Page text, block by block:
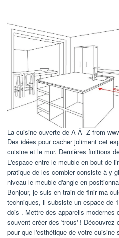
La cuisine ouverte de A Ã Z from
Des idées pour cacher joliment cet
cuisine et le mur. Dernières finitions
L'espace entre le meuble en bout de
pratique de les combler consiste à y
niveau le meuble d'angle en
Bonjour, je suis en train de finir ma
techniques, il subsiste un espace de
dois . Mettre des appareils
souvent créer des 'trous' !
pour que l'esthétique de votre cuisine